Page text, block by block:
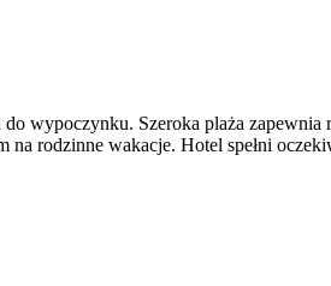
wypoczynku. Szeroka plaża
rodzinne wakacje. Hotel spełni